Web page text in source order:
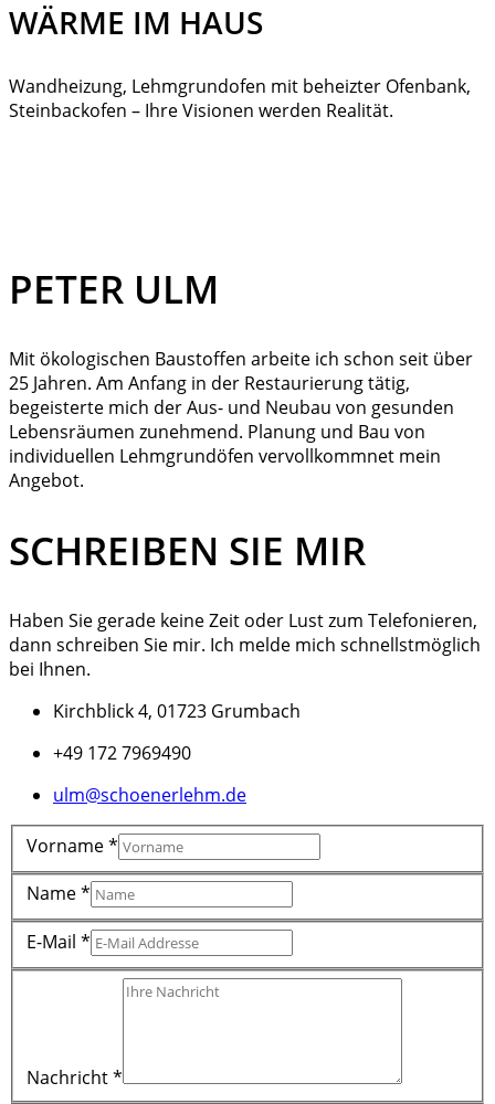
WÄRME IM HAUS
Wandheizung, Lehmgrundofen mit beheizter Ofenbank,
Steinbackofen – Ihre Visionen werden Realität.
PETER ULM
Mit ökologischen Baustoffen arbeite ich schon seit über
25 Jahren. Am Anfang in der Restaurierung tätig,
begeisterte mich der Aus- und Neubau von gesunden
Lebensräumen zunehmend. Planung und Bau von
individuellen Lehmgrundöfen vervollkommnet mein
Angebot.
SCHREIBEN SIE MIR
Haben Sie gerade keine Zeit oder Lust zum Telefonieren,
dann schreiben Sie mir. Ich melde mich schnellstmöglich
bei Ihnen.
Kirchblick 4, 01723 Grumbach
+49 172 7969490
ulm@schoenerlehm.de
Vorname*
Name*
E-Mail *
Nachricht*